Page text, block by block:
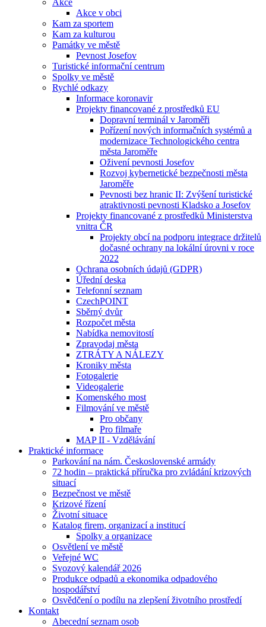
Akce
Akce v obci
Kam za sportem
Kam za kulturou
Památky ve městě
Pevnost Josefov
Turistické informační centrum
Spolky ve městě
Rychlé odkazy
Informace koronavir
Projekty financované z prostředků EU
Dopravní terminál v Jaroměři
Pořízení nových informačních systémů a
modernizace Technologického centra
města Jaroměře
Oživení pevnosti Josefov
Rozvoj kybernetické bezpečnosti města
Jaroměře
Pevnosti bez hranic II: Zvýšení turistické
atraktivnosti pevnosti Kladsko a Josefov
Projekty financované z prostředků Ministerstva
vnitra ČR
Projekty obcí na podporu integrace držitelů
dočasné ochrany na lokální úrovni v roce
2022
Ochrana osobních údajů (GDPR)
Úřední deska
Telefonní seznam
CzechPOINT
Sběrný dvůr
Rozpočet města
Nabídka nemovitostí
Zpravodaj města
ZTRÁTY A NÁLEZY
Kroniky města
Fotogalerie
Videogalerie
Komenského most
Filmování ve městě
Pro občany
Pro filmaře
MAP II - Vzdělávání
Praktické informace
Parkování na nám. Československé armády
72 hodin – praktická příručka pro zvládání krizových
situací
Bezpečnost ve městě
Krizové řízení
Životní situace
Katalog firem, organizací a institucí
Spolky a organizace
Osvětlení ve městě
Veřejné WC
Svozový kalendář 2026
Produkce odpadů a ekonomika odpadového
hospodářství
Osvědčení o podílu na zlepšení životního prostředí
Kontakt
Abecední seznam osob